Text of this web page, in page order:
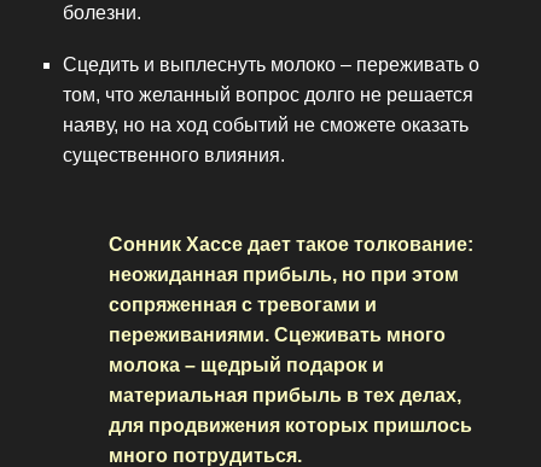
болезни.
Сцедить и выплеснуть молоко – переживать о
том, что желанный вопрос долго не решается
наяву, но на ход событий не сможете оказать
существенного влияния.
Сонник Хассе дает такое толкование:
неожиданная прибыль, но при этом
сопряженная с тревогами и
переживаниями. Сцеживать много
молока – щедрый подарок и
материальная прибыль в тех делах,
для продвижения которых пришлось
много потрудиться.